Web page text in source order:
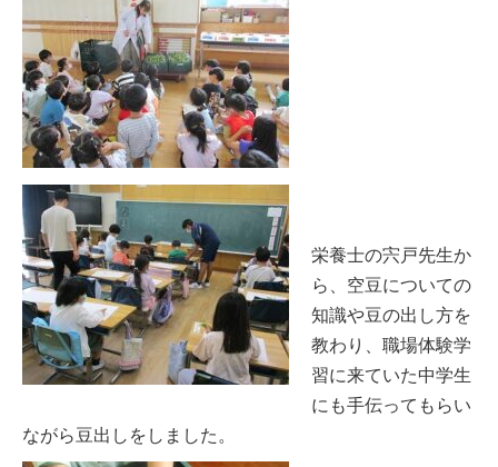
栄養士の宍戸先生か
ら、空豆についての
知識や豆の出し方を
教わり、職場体験学
習に来ていた中学生
にも手伝ってもらい
ながら豆出しをしました。